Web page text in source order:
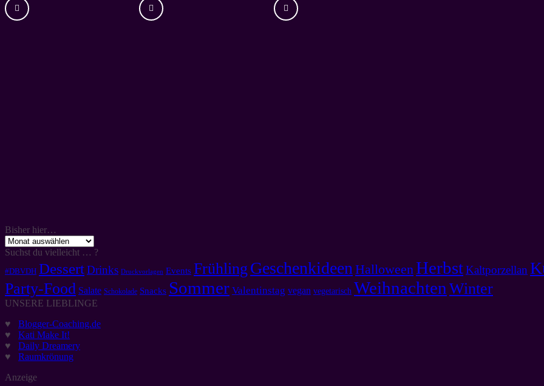
Bisher hier…
Bisher
hier…
Suchst du vielleicht … ?
#DBVDH DessertDrinks Druckvorlagen Events Frühling Geschenkideen HalloweenHerbstKaltporzellan
Party-Food Salate Schokolade Snacks Sommer Valentinstag vegan vegetarisch Weihnachten Winter
UNSERE LIEBLINGE
♥ Blogger-Coaching.de
♥ Kati Make It!
♥ Daily Dreamery
♥ Raumkrönung
Anzeige